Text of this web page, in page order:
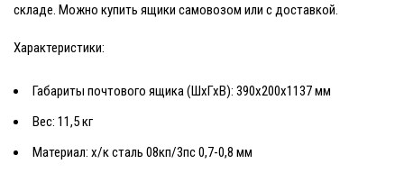
складе. Можно купить ящики самовозом или с доставкой.
Характеристики:
Габариты почтового ящика (ШхГхВ): 390х200х1137 мм
Вес: 11,5 кг
Материал: х/к сталь 08кп/3пс 0,7-0,8 мм